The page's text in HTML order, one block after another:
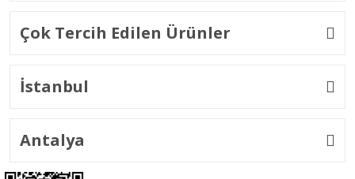
Çok Tercih Edilen Ürünler
İstanbul
Antalya